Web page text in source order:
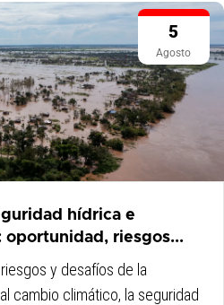
5
Agosto
hídrica e
riesgos...
y desafíos de la
cambio climático, la seguridad